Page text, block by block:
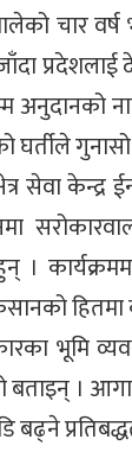
चार
गुनासो
सेवा
।
भूमि
।
बढ्ने